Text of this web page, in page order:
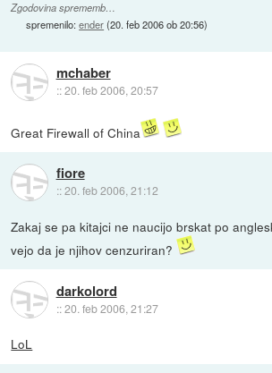
Zgodovina sprememb…
spremenilo:ender(20. feb 2006 ob 20:56)
mchaber
::20. feb 2006, 20:57
Great Firewall of China
fiore
::20. feb 2006, 21:12
Zakaj se pa kitajci ne naucijo brskat po
vejo da je njihov cenzuriran?
darkolord
::20. feb 2006, 21:27
LoL